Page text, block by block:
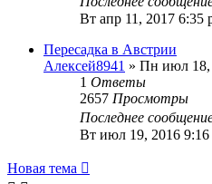
Вт апр 11, 2017 6:35
Пересадка в Австрии
Алексей8941 » Пн июл 18,
1 Ответы
2657 Просмотры
Последнее
Вт июл 19, 2016 9:16
Новая тема